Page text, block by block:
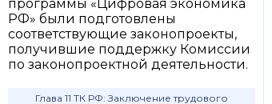
программы «Цифровая экономика
РФ» были подготовлены
соответствующие законопроекты,
получившие поддержку Комиссии
по законопроектной деятельности.
Глава 11 ТК РФ: Заключение трудового